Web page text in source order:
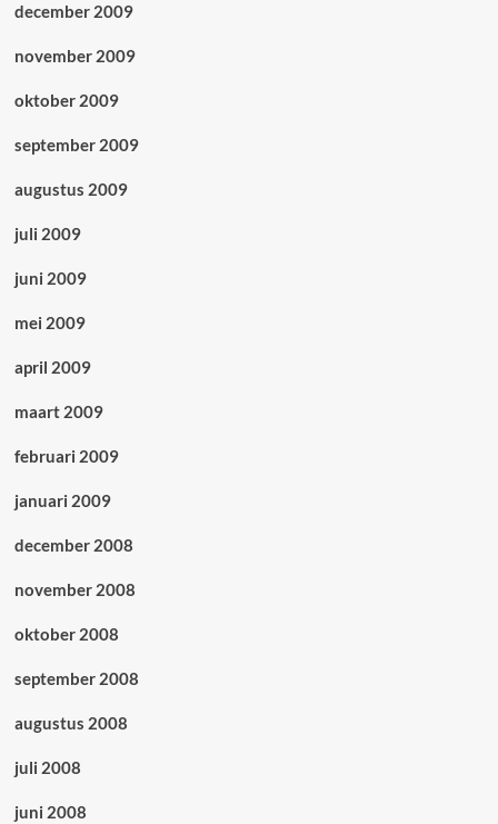
december 2009
november 2009
oktober 2009
september 2009
augustus 2009
juli 2009
juni 2009
mei 2009
april 2009
maart 2009
februari 2009
januari 2009
december 2008
november 2008
oktober 2008
september 2008
augustus 2008
juli 2008
juni 2008